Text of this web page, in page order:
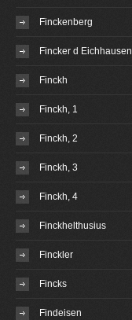
Finckenberg
Fincker d Eichhausen
Finckh
Finckh, 1
Finckh, 2
Finckh, 3
Finckh, 4
Finckhelthusius
Finckler
Fincks
Findeisen